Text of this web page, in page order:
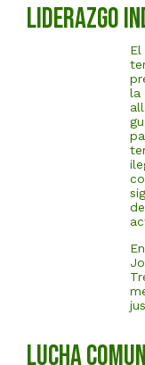
LIDERAZGO
la
Lucha